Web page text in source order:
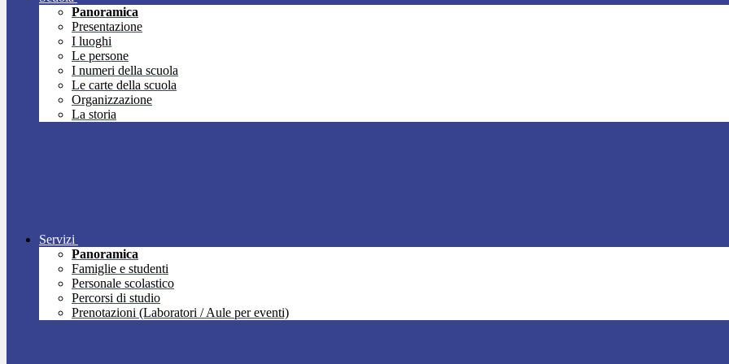
Panoramica
Presentazione
I luoghi
Le persone
I numeri della scuola
Le carte della scuola
Organizzazione
La storia
Servizi
Panoramica
Famiglie e studenti
Personale scolastico
Percorsi di studio
Prenotazioni (Laboratori / Aule per eventi)